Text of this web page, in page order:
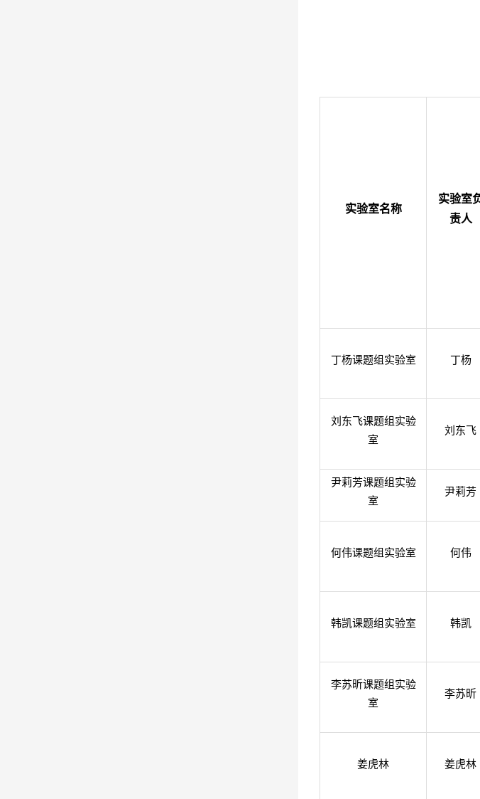
实验室名称
实验室
责人
丁杨课题组实验室 丁杨
刘东飞课题组实验
室
刘东飞
尹莉芳课题组实验
室
尹莉芳
何伟课题组实验室 何伟
韩凯课题组实验室 韩凯
李苏昕课题组实验
室
李苏昕
姜虎林 姜虎林